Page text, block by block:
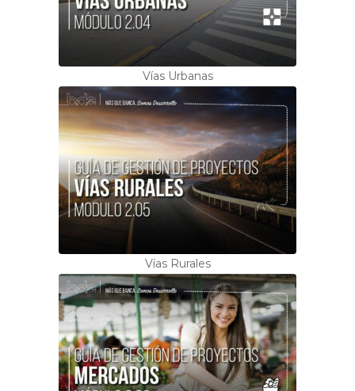
Vías Urbanas
Vías Rurales